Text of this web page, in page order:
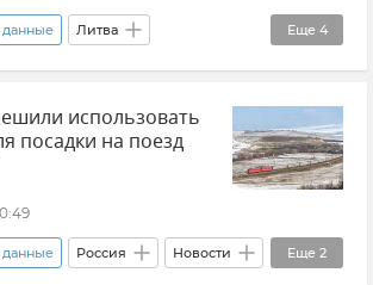
Еще 4
Литва
"Россия сегодня"
Паспорт
использовать
посадки на поезд
Еще 2
Россия Новости